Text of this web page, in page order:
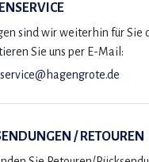
sind wir weiterhin für Sie
Sie uns per E-Mail:
/ RETOUREN